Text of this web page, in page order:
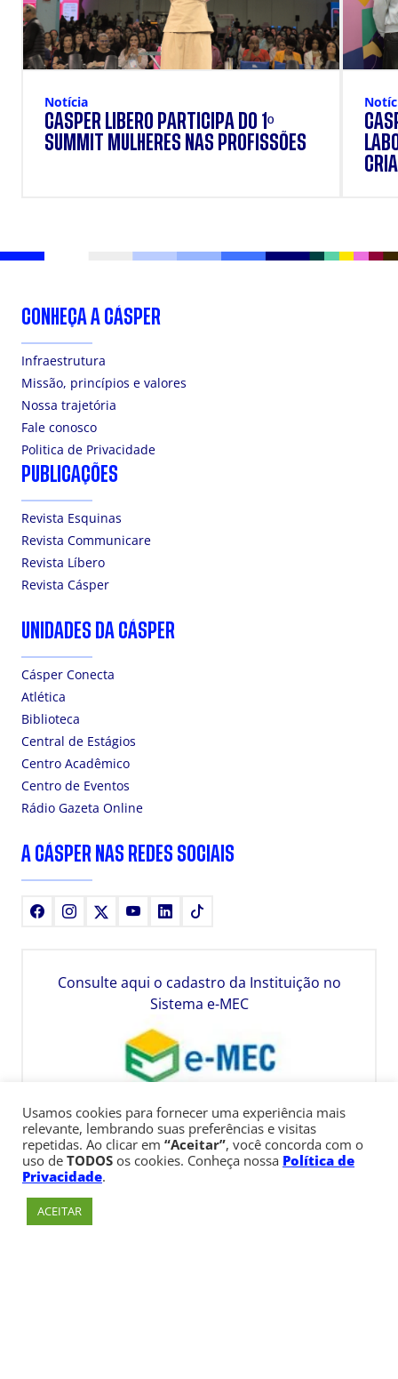
Notícia
CÁSPER LÍBERO PARTICIPA DO 1º
SUMMIT MULHERES NAS PROFISSÕES
CONHEÇA A CÁSPER
Infraestrutura
Missão, princípios e valores
Nossa trajetória
Fale conosco
Politica de Privacidade
PUBLICAÇÕES
Revista Esquinas
Revista Communicare
Revista Líbero
Revista Cásper
UNIDADES DA CÁSPER
Cásper Conecta
Atlética
Biblioteca
Central de Estágios
Centro Acadêmico
Centro de Eventos
Rádio Gazeta Online
A CÁSPER NAS REDES SOCIAIS
FacebookInstagram YoutubeLinkedIn
Consulte aqui o cadastro da Instituição no
Sistema e-MEC
Usamos cookies para fornecer uma experiência mais
relevante, lembrando suas preferências e visitas
repetidas. Ao clicar em “Aceitar”, você concorda com o
uso de TODOS os cookies. Conheça nossa Política de
Privacidade.
ACEITAR